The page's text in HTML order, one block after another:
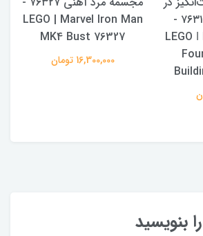
مقابل گالاکتوس ۷۶۳۱۶ -
LEGO
LEGO | Marvel Iron Man
MK4 Bust 76327
16,300,000 تومان
بنویسید